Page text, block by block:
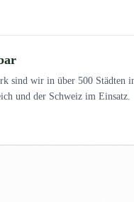
sind wir in über 500 Städten
und der Schweiz im Einsatz.